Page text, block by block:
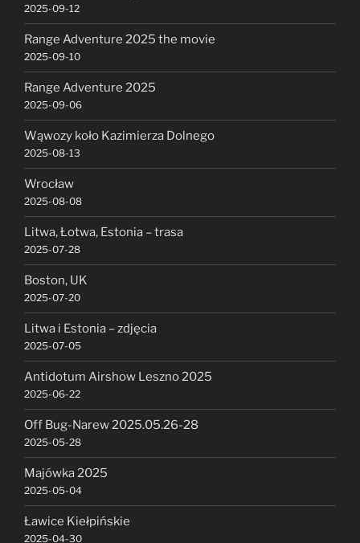
2025-09-12
Range Adventure 2025 the movie
2025-09-10
Range Adventure 2025
2025-09-06
Wąwozy koło Kazimierza Dolnego
2025-08-13
Wrocław
2025-08-08
Litwa, Łotwa, Estonia – trasa
2025-07-28
Boston, UK
2025-07-20
Litwa i Estonia – zdjęcia
2025-07-05
Antidotum Airshow Leszno 2025
2025-06-22
Off Bug-Narew 2025.05.26-28
2025-05-28
Majówka 2025
2025-05-04
Ławice Kiełpińskie
2025-04-30